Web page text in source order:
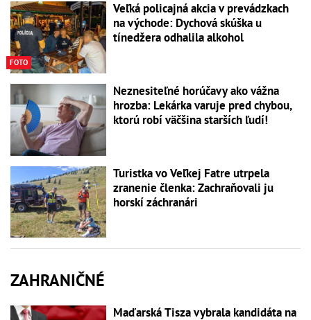
FOTO
Veľká policajná akcia v prevádzkach
na východe: Dychová skúška u
tínedžera odhalila alkohol
Neznesiteľné horúčavy ako vážna
hrozba: Lekárka varuje pred chybou,
ktorú robí väčšina starších ľudí!
Turistka vo Veľkej Fatre utrpela
zranenie členka: Zachraňovali ju
horskí záchranári
ZAHRANIČNÉ
Maďarská Tisza vybrala kandidáta na